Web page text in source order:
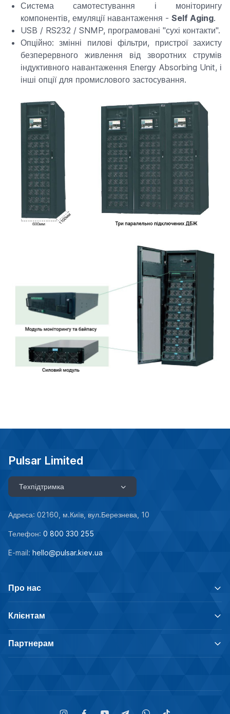
Система самотестування і моніторингу
компонентів, емуляції навантаження - Self Aging.
USB / RS232 / SNMP, програмовані "сухі контакти".
Опційно: змінні пилові фільтри, пристрої захисту
безперервного живлення від зворотних струмів
індуктивного навантаження Energy Absorbing Unit, і
інші опції для промислового застосування.
Pulsar Limited
Техпідтримка
Адреса: 02160, м.Київ, вул.Березнева, 10
Телефон: 0 800 330 255
E-mail: hello@pulsar.kiev.ua
Про нас
Клієнтам
Партнерам